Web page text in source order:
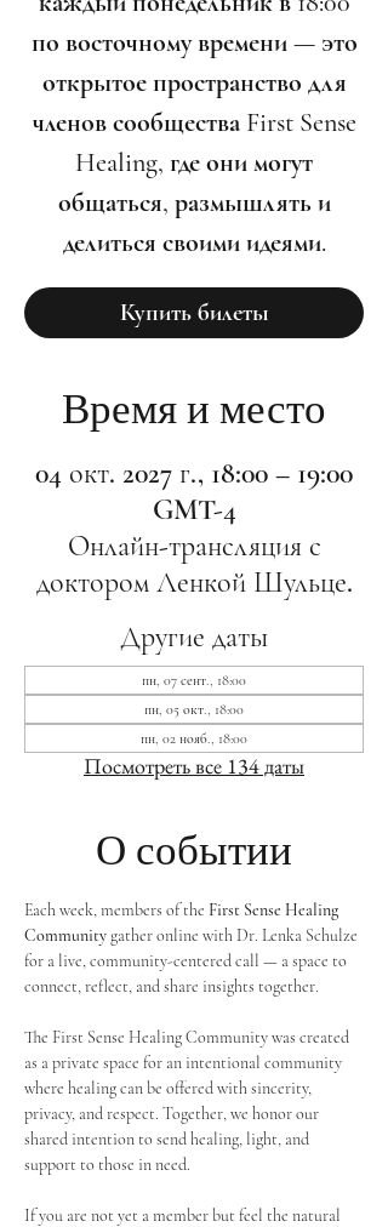
по восточному времени — это
открытое пространство для
членов сообщества First Sense
Healing, где они могут
общаться, размышлять и
делиться своими идеями.
Купить билеты
Время и место
04 окт. 2027 г., 18:00 – 19:00
GMT-4
Онлайн-трансляция с
доктором Ленкой Шульце.
Другие даты
пн, 07 сент., 18:00
пн, 05 окт., 18:00
пн, 02 нояб., 18:00
Посмотреть все 134 даты
О событии
Each week, members of the First Sense Healing
Community gather online with Dr. Lenka Schulze
for a live, community-centered call — a space to
connect, reflect, and share insights together.
The First Sense Healing Community was created
as a private space for an intentional community
where healing can be offered with sincerity,
privacy, and respect. Together, we honor our
shared intention to send healing, light, and
support to those in need.
If you are not yet a member but feel the natural